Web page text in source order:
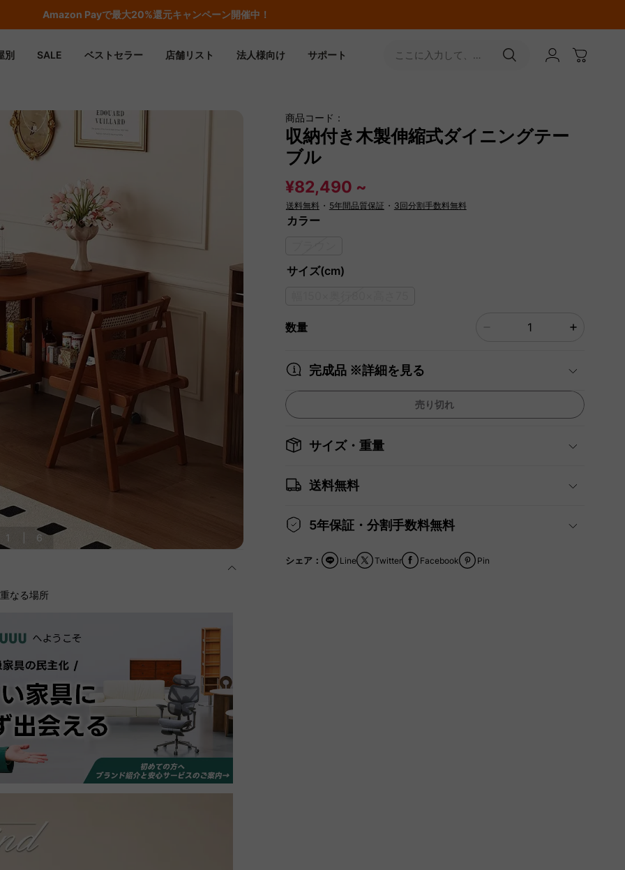
Amazon Payで最大20%還元キャンペーン開催中！
別 SALE ベストセラー 店舗リスト 法人様向け サポート
ここに入力して、
1 6
なる場所
商品コード：
収納付き木製伸縮式ダイニングテー
ブル
¥82,490 ~
送料無料 ・ 5年間品質保証 ・ 3回分割手数料無料
カラー
サイズ(cm)
数量
完成品 ※詳細を見る
売り切れ
サイズ・重量
送料無料
5年保証・分割手数料無料
シェア： Facebook
Twitter Pin
Line